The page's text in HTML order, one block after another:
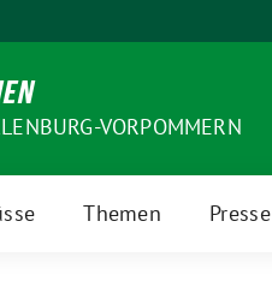
VORPOMMERN
Themen Presse